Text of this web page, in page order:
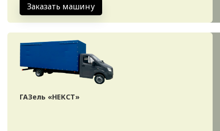
Заказать машину
ГАЗель «НЕКСТ»